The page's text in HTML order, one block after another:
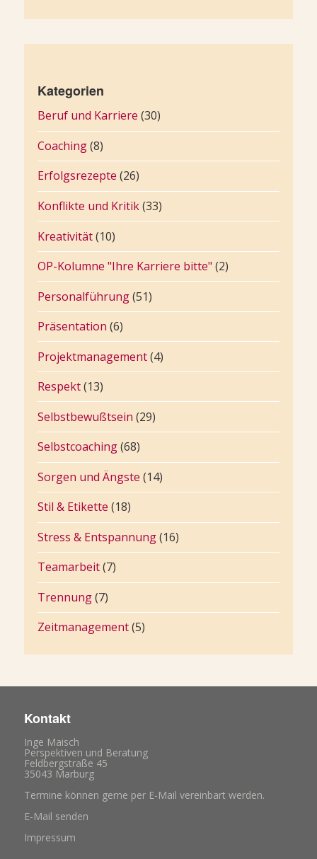
Kategorien
Beruf und Karriere (30)
Coaching(8)
Erfolgsrezepte (26)
Konflikte und Kritik(33)
Kreativität(10)
OP-Kolumne "Ihre Karriere bitte" (2)
Personalführung(51)
Präsentation (6)
Projektmanagement(4)
Respekt(13)
Selbstbewußtsein (29)
Selbstcoaching(68)
Sorgen und Ängste (14)
Stil & Etikette (18)
Stress & Entspannung(16)
Teamarbeit(7)
Trennung(7)
Zeitmanagement(5)
Kontakt
Inge Maisch
Perspektiven und Beratung
Feldbergstraße 45
35043 Marburg
Termine können gerne per E-Mail vereinbart werden.
E-Mail senden
Impressum